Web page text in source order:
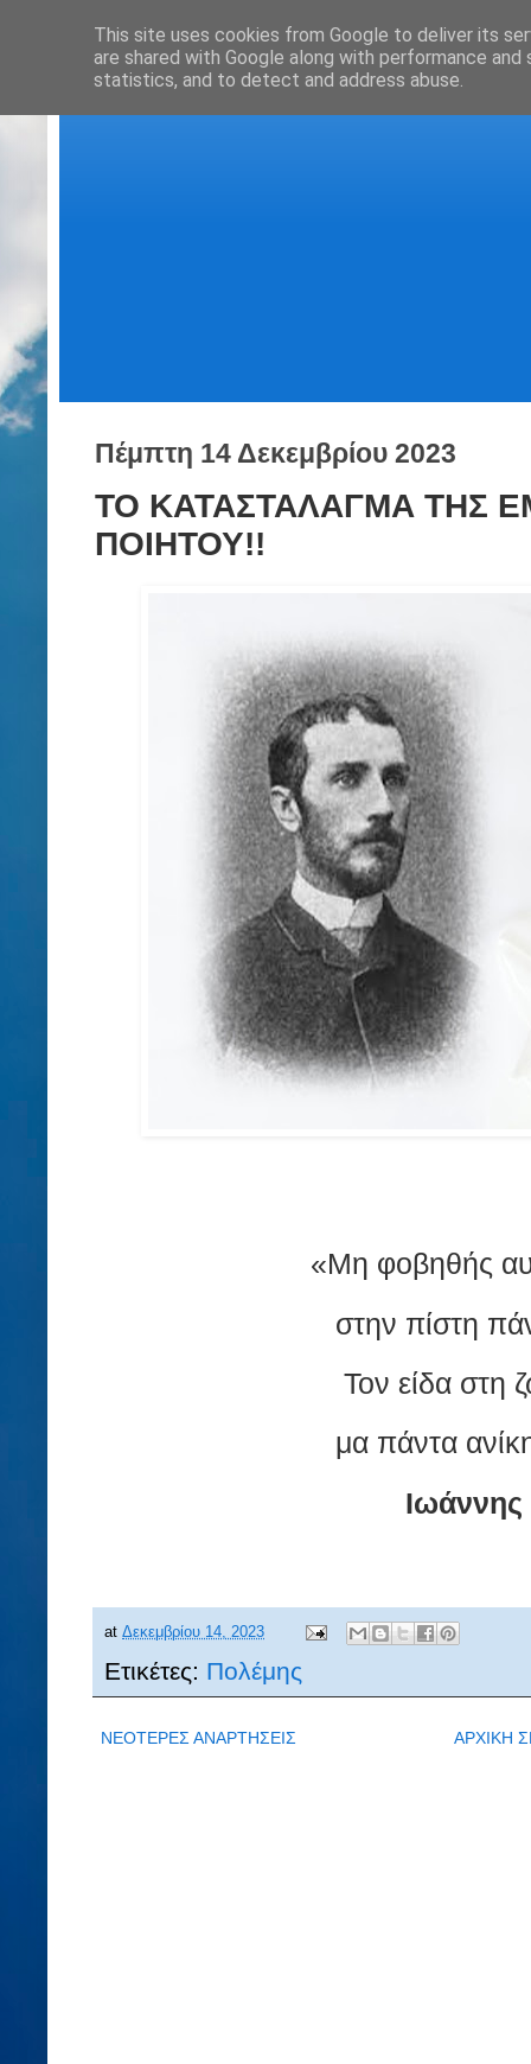
Πέμπτη 14 Δεκεμβρίου 2023
ΤΟ ΚΑΤΑΣΤΑΛΑΓΜΑ ΤΗΣ
ΠΟΙΗΤΟΥ!!
«Μη φοβηθής
στην πίστη
Τον είδα στη
μα πάντα
at Δεκεμβρίου 14, 2023
Ετικέτες: Πολέμης
ΝΕΟΤΕΡΕΣ ΑΝΑΡΤΗΣΕΙΣ ΑΡΧΙΚΗ
This site uses cookies from Google to deliver its
are shared with Google along with performance
statistics, and to detect and address abuse.